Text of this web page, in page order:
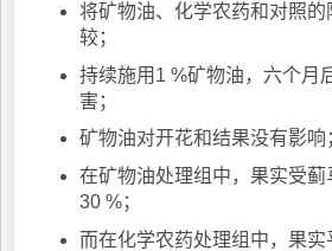
将矿物油、化学农药和对照的
较；
持续施用1 %矿物油，六个月
害；
矿物油对开花和结果没有影响
在矿物油处理组中，果实受蓟
30 %；
而在化学农药处理组中，果